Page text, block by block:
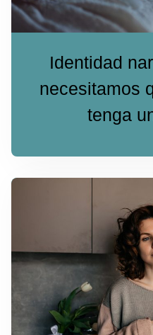
Identidad
necesitamos
tenga